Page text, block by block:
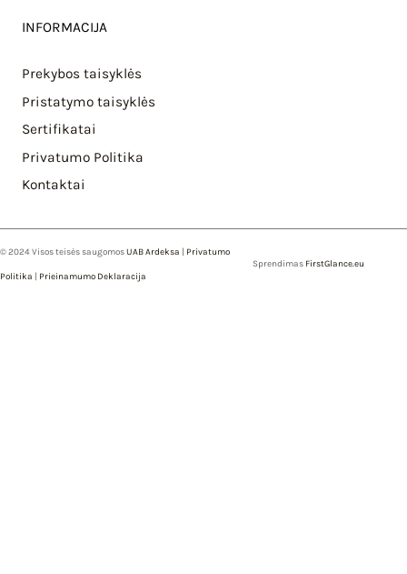
INFORMACIJA
Prekybos taisyklės
Pristatymo taisyklės
Sertifikatai
Privatumo Politika
Kontaktai
© 2024 Visos teisės saugomosUAB Ardeksa | Privatumo
Politika | Prieinamumo Deklaracija
Sprendimas FirstGlance.eu